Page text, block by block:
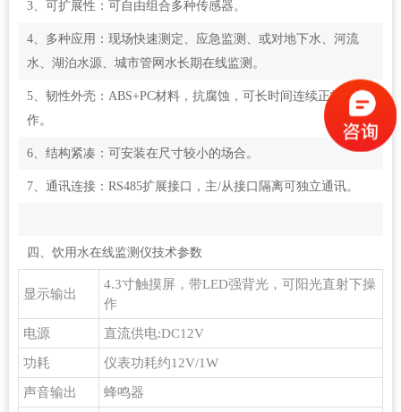
3、可扩展性：可自由组合多种传感器。
4、多种应用：现场快速测定、应急监测、或对地下水、河流
水、湖泊水源、城市管网水长期在线监测。
5、韧性外壳：ABS+PC材料，抗腐蚀，可长时间连续正常工
作。
6、结构紧凑：可安装在尺寸较小的场合。
7、通讯连接：RS485扩展接口，主/从接口隔离可独立通讯。
四、饮用水在线监测仪技术参数
显示输出
4.3寸触摸屏，带LED强背光，可阳光直射下操
作
电源 直流供电:DC12V
功耗 仪表功耗约12V/1W
声音输出 蜂鸣器